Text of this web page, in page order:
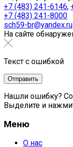
+7 (483) 241-6146,
+7 (483) 241-8000
sch59-br@yandex.ru
На сайте
Текст с ошибкой
Нашли ошибку?
Выделите и
Меню
О нас